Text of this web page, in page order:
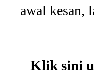
awal kesan,
Klik sini